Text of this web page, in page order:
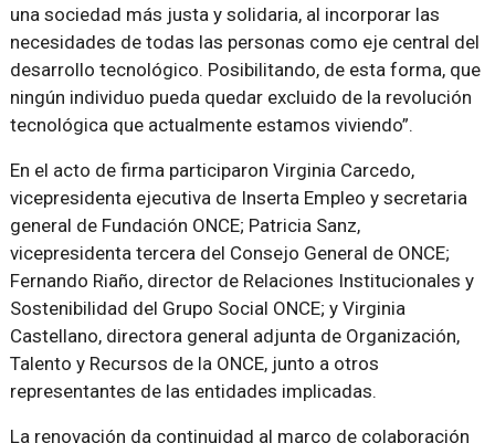
una sociedad más justa y solidaria, al incorporar las
necesidades de todas las personas como eje central del
desarrollo tecnológico. Posibilitando, de esta forma, que
ningún individuo pueda quedar excluido de la revolución
tecnológica que actualmente estamos viviendo”.
En el acto de firma participaron Virginia Carcedo,
vicepresidenta ejecutiva de Inserta Empleo y secretaria
general de Fundación ONCE; Patricia Sanz,
vicepresidenta tercera del Consejo General de ONCE;
Fernando Riaño, director de Relaciones Institucionales y
Sostenibilidad del Grupo Social ONCE; y Virginia
Castellano, directora general adjunta de Organización,
Talento y Recursos de la ONCE, junto a otros
representantes de las entidades implicadas.
La renovación da continuidad al marco de colaboración